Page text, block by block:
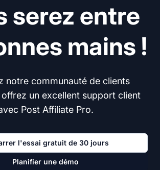
serez entre
mains !
notre communauté de clients
un excellent support client
Post Affiliate Pro.
l'essai gratuit de 30 jours
Planifier une démo